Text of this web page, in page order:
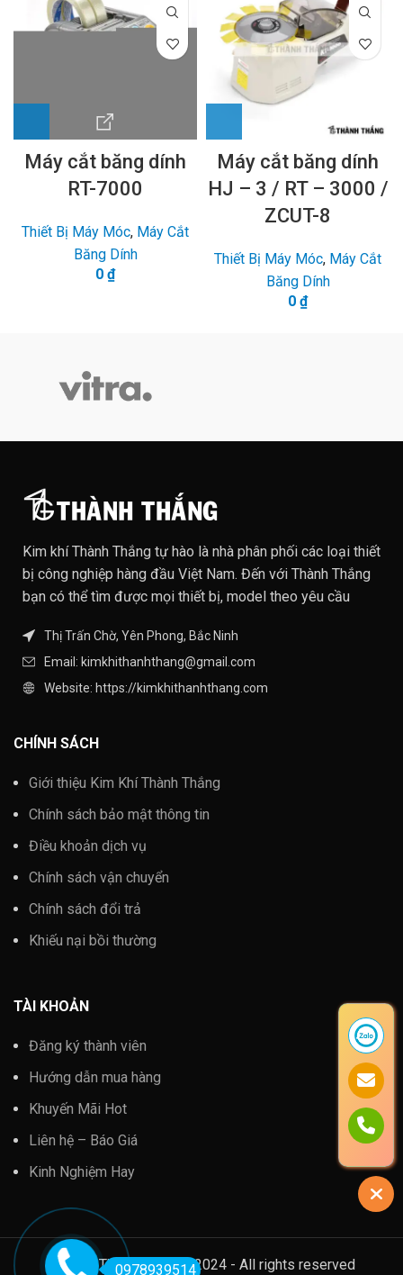
Máy cắt băng dính
RT-7000
Thiết Bị Máy Móc, Máy Cắt
Băng Dính
0 ₫
Máy cắt băng dính
HJ – 3 / RT – 3000 /
ZCUT-8
Thiết Bị Máy Móc, Máy Cắt
Băng Dính
0 ₫
Kim khí Thành Thắng tự hào là nhà phân phối các loại thiết
bị công nghiệp hàng đầu Việt Nam. Đến với Thành Thắng
bạn có thể tìm được mọi thiết bị, model theo yêu cầu
Thị Trấn Chờ, Yên Phong, Bắc Ninh
Email: kimkhithanhthang@gmail.com
Website: https://kimkhithanhthang.com
CHÍNH SÁCH
Giới thiệu Kim Khí Thành Thắng
Chính sách bảo mật thông tin
Điều khoản dịch vụ
Chính sách vận chuyển
Chính sách đổi trả
Khiếu nại bồi thường
TÀI KHOẢN
Đăng ký thành viên
Hướng dẫn mua hàng
Khuyến Mãi Hot
Liên hệ – Báo Giá
Kinh Nghiệm Hay
Kim Khí Thành Thắng @2024 - All rights reserved
0978939514